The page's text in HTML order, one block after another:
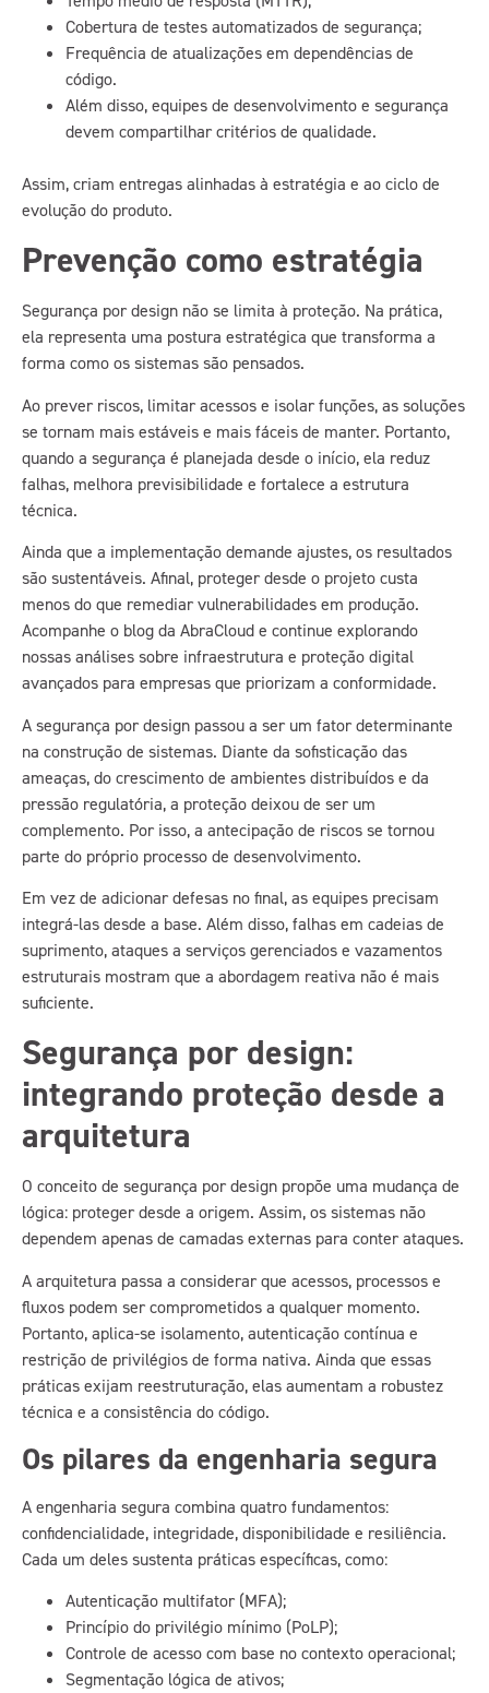
Cobertura de testes automatizados de segurança;
Frequência de atualizações em dependências de
código.
Além disso, equipes de desenvolvimento e segurança
devem compartilhar critérios de qualidade.
Assim, criam entregas alinhadas à estratégia e ao ciclo de
evolução do produto.
Prevenção como estratégia
Segurança por design não se limita à proteção. Na prática,
ela representa uma postura estratégica que transforma a
forma como os sistemas são pensados.
Ao prever riscos, limitar acessos e isolar funções, as soluções
se tornam mais estáveis e mais fáceis de manter. Portanto,
quando a segurança é planejada desde o início, ela reduz
falhas, melhora previsibilidade e fortalece a estrutura
técnica.
Ainda que a implementação demande ajustes, os resultados
são sustentáveis. Afinal, proteger desde o projeto custa
menos do que remediar vulnerabilidades em produção.
Acompanhe o blog da AbraCloud e continue explorando
nossas análises sobre infraestrutura e proteção digital
avançados para empresas que priorizam a conformidade.
A segurança por design passou a ser um fator determinante
na construção de sistemas. Diante da sofisticação das
ameaças, do crescimento de ambientes distribuídos e da
pressão regulatória, a proteção deixou de ser um
complemento. Por isso, a antecipação de riscos se tornou
parte do próprio processo de desenvolvimento.
Em vez de adicionar defesas no final, as equipes precisam
integrá-las desde a base. Além disso, falhas em cadeias de
suprimento, ataques a serviços gerenciados e vazamentos
estruturais mostram que a abordagem reativa não é mais
suficiente.
Segurança por design:
integrando proteção desde a
arquitetura
O conceito de segurança por design propõe uma mudança de
lógica: proteger desde a origem. Assim, os sistemas não
dependem apenas de camadas externas para conter ataques.
A arquitetura passa a considerar que acessos, processos e
fluxos podem ser comprometidos a qualquer momento.
Portanto, aplica-se isolamento, autenticação contínua e
restrição de privilégios de forma nativa. Ainda que essas
práticas exijam reestruturação, elas aumentam a robustez
técnica e a consistência do código.
Os pilares da engenharia segura
A engenharia segura combina quatro fundamentos:
confidencialidade, integridade, disponibilidade e resiliência.
Cada um deles sustenta práticas específicas, como:
Autenticação multifator (MFA);
Princípio do privilégio mínimo (PoLP);
Controle de acesso com base no contexto operacional;
Segmentação lógica de ativos;